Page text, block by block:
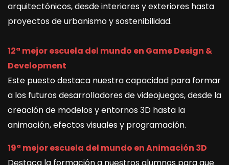
arquitectónicos, desde interiores y exteriores hasta
proyectos de urbanismo y sostenibilidad.
12ª mejor escuela del mundo en Game Design &
Development
Este puesto destaca nuestra capacidad para formar
a los futuros desarrolladores de videojuegos, desde la
creación de modelos y entornos 3D hasta la
animación, efectos visuales y programación.
19ª mejor escuela del mundo en Animación 3D